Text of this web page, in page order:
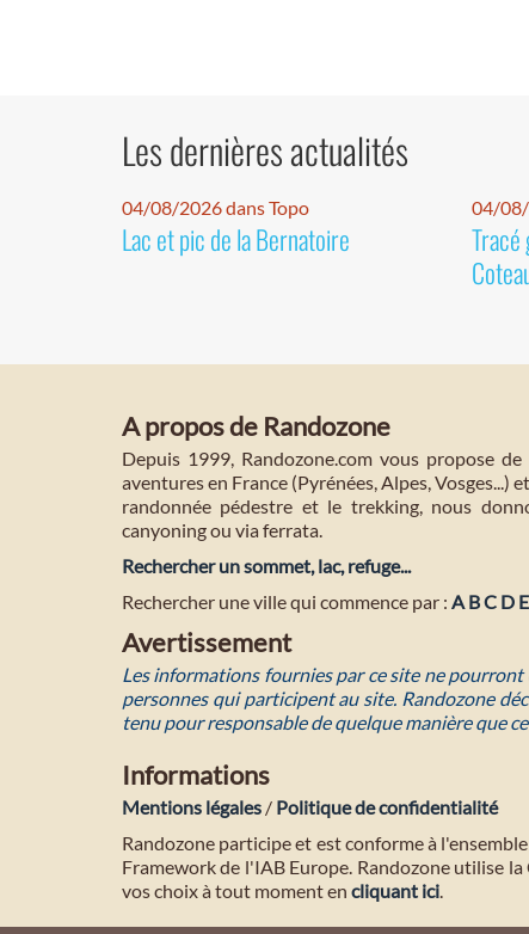
Les dernières actualités
04/08/2026 dans Topo
Lac et pic de la Bernatoire
04/
Tracé
A propos de Randozone
Depuis 1999, Randozone.com vous propose
aventures en France (Pyrénées, Alpes, Vosges...)
randonnée pédestre et le trekking, nous
canyoning ou via ferrata.
Rechercher un sommet, lac, refuge...
Rechercher une ville qui commence par : A BC D E
Avertissement
Les informations fournies par ce site ne
personnes qui participent au site. Randozone
tenu pour responsable de quelque manière que
Informations
Mentions légales / Politique de confidentialité
Randozone participe et est conforme à
Framework de l'IAB Europe. Randozone utilise
vos choix à tout moment en cliquant ici